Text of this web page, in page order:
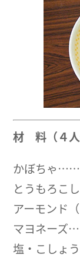
材 料（４人
かぼちゃ
とうもろこ
アーモンド
マヨネー
塩・こし